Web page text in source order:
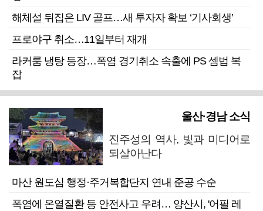
해체설 뒤집은 LIV 골프…새 투자자 확보 ‘기사회생’
프로야구 취소…11일부터 재개
라커룸 냉탕 등장…폭염 경기취소 속출에 PS 셈법 복
잡
울산·경남 소식
진주성의 역사, 빛과 미디어로
되살아난다
마산 원도심 행정·주거복합단지 연내 준공 수순
폭염에 온열질환 등 안전사고 우려… 양산시, '어필 레